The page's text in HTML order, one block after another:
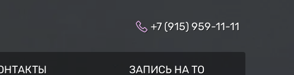
+7 (915) 959-11-11
ЗАПИСЬ НА ТО